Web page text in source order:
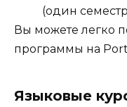
(один
Вы можете легко
программы на
Языковые